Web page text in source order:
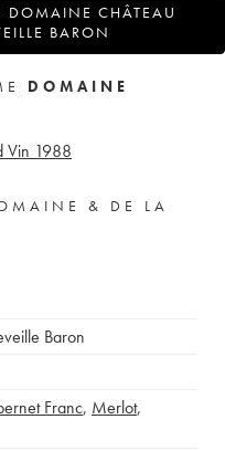
DOMAINE CHÂTEAU
BARON
DOMAINE
Vin 1988
& DE LA
Baron
Franc, Merlot,